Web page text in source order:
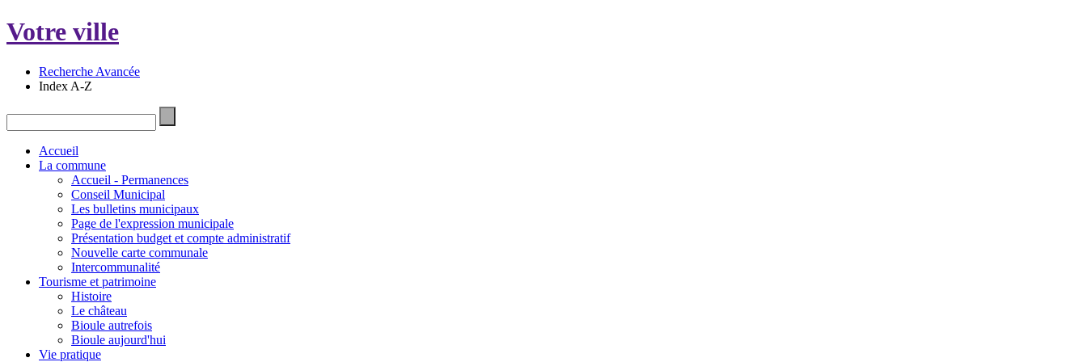
Votre ville
Recherche Avancée
Index A-Z
Accueil
La commune
Accueil - Permanences
Conseil Municipal
Les bulletins municipaux
Page de l'expression municipale
Présentation budget et compte administratif
Nouvelle carte communale
Intercommunalité
Tourisme et patrimoine
Histoire
Le château
Bioule autrefois
Bioule aujourd'hui
Vie pratique